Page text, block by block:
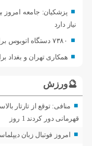
پزشکیان: جامعه امروز
نیاز دارد
۷۳۸۰ دستگاه اتوبوس برای جابه‌جایی زائران اربعین به‌ کارگیری شد
همکاری تهران و بغداد
🔮ورزش
منافی: توقع از تارتار
قهرمانی دور کردند 1 روز
امروز فوتبال زبان